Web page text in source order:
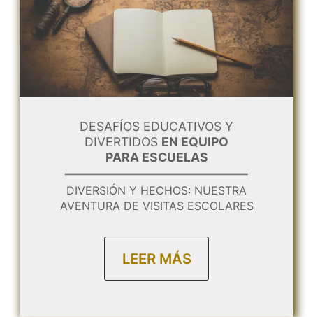
DESAFÍOS EDUCATIVOS Y
DIVERTIDOS EN EQUIPO
PARA ESCUELAS
DIVERSIÓN Y HECHOS: NUESTRA
AVENTURA DE VISITAS ESCOLARES
LEER MÁS